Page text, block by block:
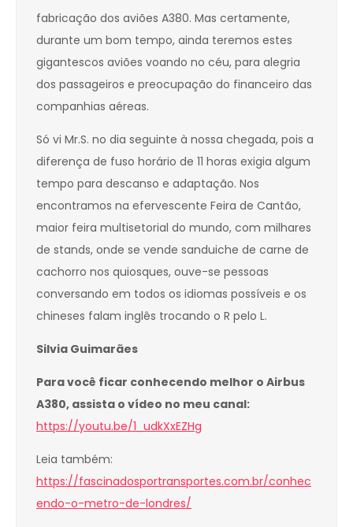
fabricação dos aviões A380. Mas certamente,
durante um bom tempo, ainda teremos estes
gigantescos aviões voando no céu, para alegria
dos passageiros e preocupação do financeiro das
companhias aéreas.
Só vi Mr.S. no dia seguinte à nossa chegada, pois a
diferença de fuso horário de 11 horas exigia algum
tempo para descanso e adaptação. Nos
encontramos na efervescente Feira de Cantão,
maior feira multisetorial do mundo, com milhares
de stands, onde se vende sanduiche de carne de
cachorro nos quiosques, ouve-se pessoas
conversando em todos os idiomas possíveis e os
chineses falam inglês trocando o R pelo L.
Silvia Guimarães
Para você ficar conhecendo melhor o Airbus
A380, assista o vídeo no meu canal:
https://youtu.be/1_udkXxEZHg
Leia também:
https://fascinadosportransportes.com.br/conhec
endo-o-metro-de-londres/